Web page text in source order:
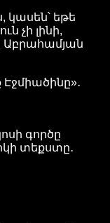
կասեն՝ եթե
չի լինի,
Աբրահամյան
գործը
տեքստը․